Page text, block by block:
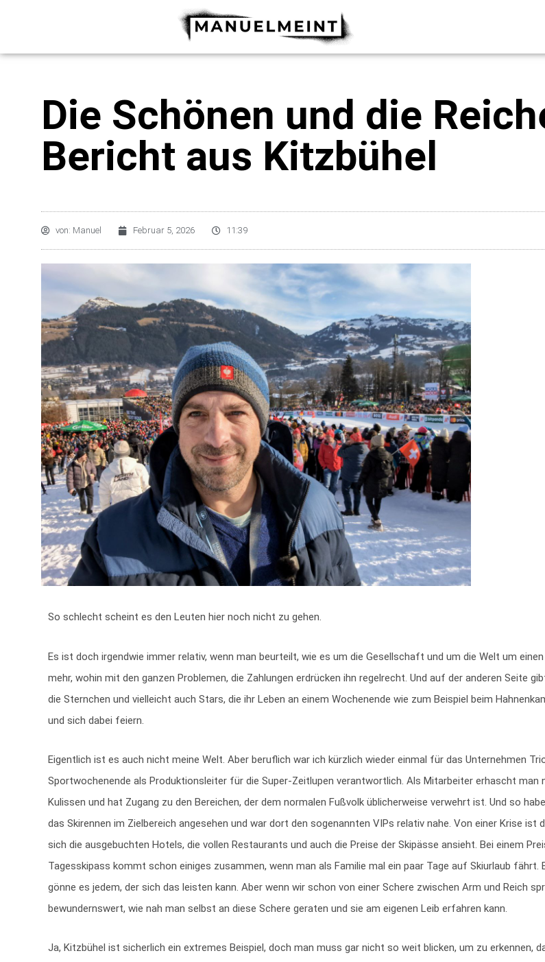
Die Schönen und die
Bericht aus Kitzbühel
von: Manuel Februar 5, 2026 11:39
So schlecht scheint es den Leuten hier noch nicht zu gehen.
Es ist doch irgendwie immer relativ, wenn man beurteilt, wie es um die Gesellschaft und um die Welt um
mehr, wohin mit den ganzen Problemen, die Zahlungen erdrücken ihn regelrecht. Und auf der anderen Seite
die Sternchen und vielleicht auch Stars, die ihr Leben an einem Wochenende wie zum Beispiel beim
und sich dabei feiern.
Eigentlich ist es auch nicht meine Welt. Aber beruflich war ich kürzlich wieder einmal für das Unternehmen
Sportwochenende als Produktionsleiter für die Super-Zeitlupen verantwortlich. Als Mitarbeiter erhascht man
Kulissen und hat Zugang zu den Bereichen, der dem normalen Fußvolk üblicherweise verwehrt ist. Und so
das Skirennen im Zielbereich angesehen und war dort den sogenannten VIPs relativ nahe. Von einer Krise ist
sich die ausgebuchten Hotels, die vollen Restaurants und auch die Preise der Skipässe ansieht. Bei einem
Tagesskipass kommt schon einiges zusammen, wenn man als Familie mal ein paar Tage auf Skiurlaub fährt.
gönne es jedem, der sich das leisten kann. Aber wenn wir schon von einer Schere zwischen Arm und Reich
bewundernswert, wie nah man selbst an diese Schere geraten und sie am eigenen Leib erfahren kann.
Ja, Kitzbühel ist sicherlich ein extremes Beispiel, doch man muss gar nicht so weit blicken, um zu erkennen,